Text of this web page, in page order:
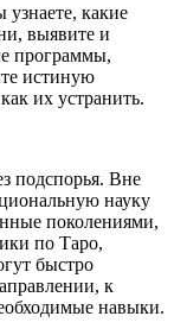
какие
выявите и
программы,
истиную
их устранить.
подспорья. Вне
науку
поколениями,
по Таро,
быстро
к
навыки.